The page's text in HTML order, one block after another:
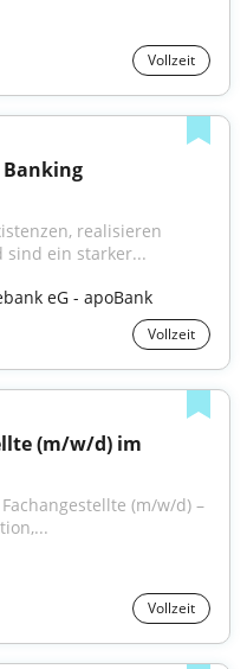
Vollzeit
realisieren
sind ein starker...
eG - apoBank
Vollzeit
(m/w/d) –
Vollzeit